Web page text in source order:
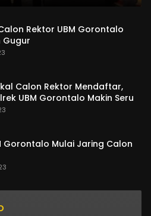
Rektor UBM Gorontalo
Gugur
Calon Rektor Mendaftar,
UBM Gorontalo Makin Seru
Gorontalo Mulai Jaring Calon